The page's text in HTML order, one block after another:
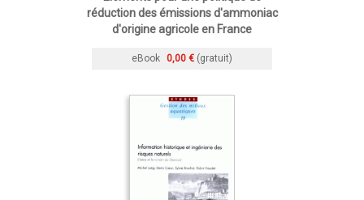
réduction des émissions d'ammoniac
d'origine agricole en France
eBook 0,00 € (gratuit)